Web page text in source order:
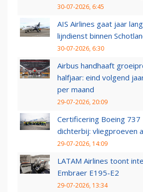
30-07-2026, 6:45
AIS Airlines gaat jaar
lijndienst binnen
30-07-2026, 6:30
Airbus handhaaft
halfjaar: eind volgend
per maand
29-07-2026, 20:09
Certificering Boeing 737
dichterbij: vliegproeven
29-07-2026, 14:09
LATAM Airlines toont
Embraer E195-E2
29-07-2026, 13:34